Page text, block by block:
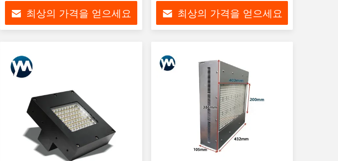
최상의 가격을 얻으세요 최상의 가격을 얻으세요